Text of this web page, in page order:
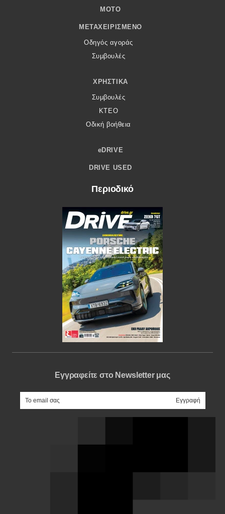
MOTO
ΜΕΤΑΧΕΙΡΙΣΜΈΝΟ
Οδηγός αγοράς
Συμβουλές
ΧΡΗΣΤΙΚΆ
Συμβουλές
ΚΤΕΟ
Οδική βοήθεια
eDRIVE
DRIVE USED
Περιοδικό
Εγγραφείτε στο Newsletter μας
e-mail